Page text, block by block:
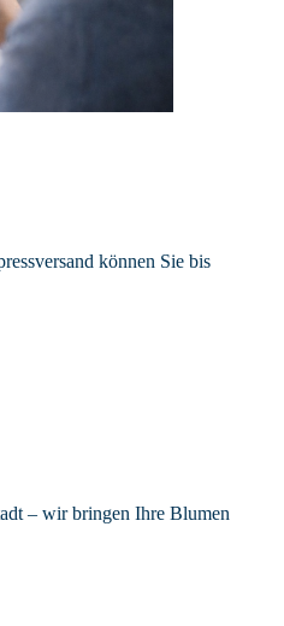
können Sie bis
– wir bringen Ihre Blumen